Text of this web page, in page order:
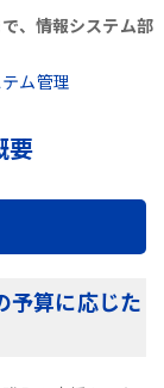
、情報システム部
要
予算に応じた